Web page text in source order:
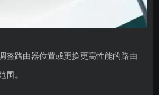
整路由器位置或更换更高性能的路由
围。